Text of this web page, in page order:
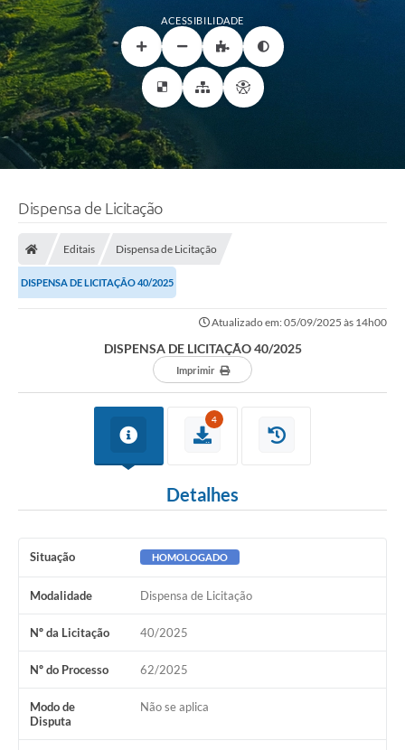
ACESSIBILIDADE
Dispensa de Licitação
Editais Dispensa de Licitação
DISPENSA DE LICITAÇÃO 40/2025
Atualizado em: 05/09/2025 às 14h00
DISPENSA DE LICITAÇÃO 40/2025
Imprimir
4
Detalhes
Situação HOMOLOGADO
Modalidade Dispensa de Licitação
Nº da Licitação 40/2025
Nº do Processo 62/2025
Modo de
Disputa
Não se aplica